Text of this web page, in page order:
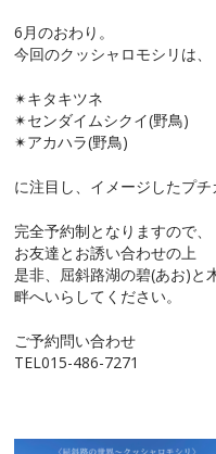
6月のおわり。
今回のクッシャロモシリは、
✴︎キタキツネ
✴︎センダイムシクイ(野鳥)
✴︎アカハラ(野鳥)
に注目し、イメージしたプチ
完全予約制となりますので、
お友達とお誘い合わせの上
是非、屈斜路湖の碧(あお)と
畔へいらしてください。
ご予約問い合わせ
TEL015-486-7271